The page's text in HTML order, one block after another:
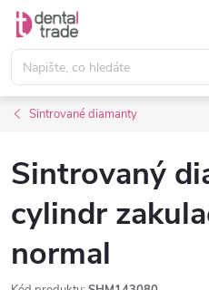
Přejít
obsah
Sintrované diamanty
Sintrovaný
cylindr
normal